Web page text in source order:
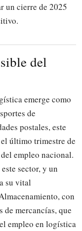
un cierre de 2025
del
emerge como
de
postales, este
último trimestre de
empleo nacional.
sector, y un
su vital
con
de mercancías, que
empleo en logística